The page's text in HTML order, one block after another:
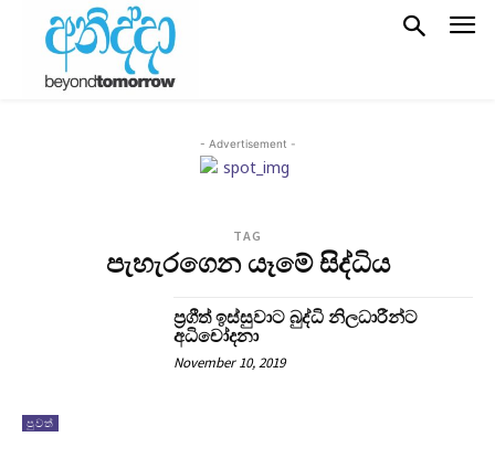
- Advertisement -
TAG
පැහැරගෙන යෑමේ සිද්ධිය
පුවත්
ප‍්‍රගීත් ඉස්සුවාට බුද්ධි නිලධාරීන්ට
අධිචෝදනා
November 10, 2019